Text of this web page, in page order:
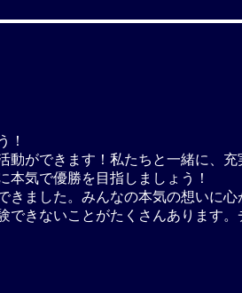
う！
ができます！私たちと一緒に、充
本気で優勝を目指しましょう！
きました。みんなの本気の想いに
できないことがたくさんあります